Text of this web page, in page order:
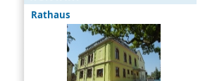
Rathaus